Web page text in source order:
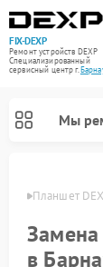
FIX-DEXP
Ремонт устройств DEXP
Специализированный
cервисный центр г.
Мы
Планшет
Замена
в